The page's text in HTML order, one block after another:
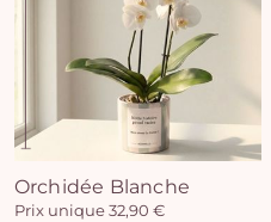
Orchidée Blanche
Prix unique 32,90 €